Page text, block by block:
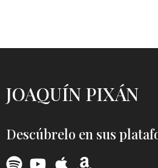
JOAQUÍN PIXÁN
Descúbrelo en sus